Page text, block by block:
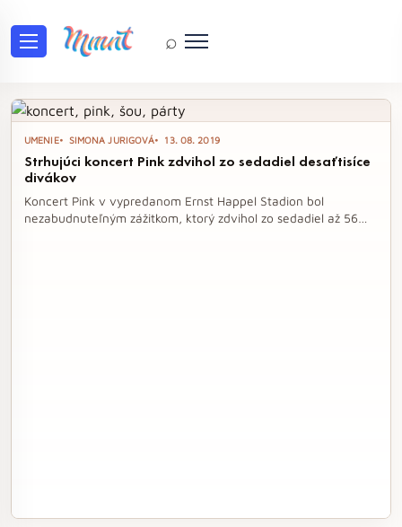
⌕
Tag: Pink
UMENIE SIMONA JURIGOVÁ 13. 08. 2019
Strhujúci koncert Pink zdvihol zo sedadiel desaťtisíce
divákov
Koncert Pink v vypredanom Ernst Happel Stadion bol
nezabudnuteľným zážitkom, ktorý zdvihol zo sedadiel až 56